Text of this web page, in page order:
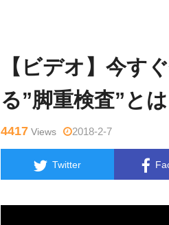
【ビデオ】今す
る”脚重検査”とは
4417 Views 2018-2-7
Twitter